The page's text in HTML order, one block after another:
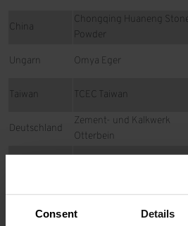
Consent Details
China
Chongqing Huaneng Stone
Powder
Ungarn Omya Eger
Taiwan TCEC Taiwan
Deutschland
Zement- und Kalkwerk
Otterbein
Polen Lhoist Bukowa, Krasocin